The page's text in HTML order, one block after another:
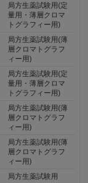
局方生薬試験用(定
量用・薄層クロマ
トグラフィー用)
局方生薬試験用(薄
層クロマトグラフ
ィー用)
局方生薬試験用(定
量用・薄層クロマ
トグラフィー用)
局方生薬試験用(薄
層クロマトグラフ
ィー用)
局方生薬試験用(薄
層クロマトグラフ
ィー用)
局方生薬試験用